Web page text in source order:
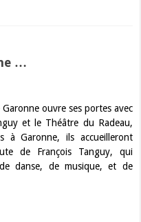
…
ouvre ses portes avec
et le Théâtre du Radeau,
à Garonne, ils accueilleront
de François Tanguy, qui
danse, de musique, et de